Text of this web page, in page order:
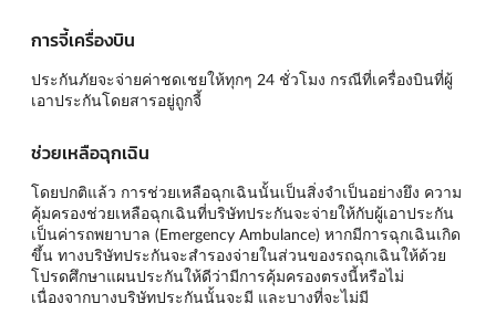
การจี้เครื่องบิน
ประกันภัยจะจ่ายค่าชดเชยให้ทุกๆ 24 ชั่วโมง กรณีที่เครื่องบินที่ผู้
เอาประกันโดยสารอยู่ถูกจี้
ช่วยเหลือฉุกเฉิน
โดยปกติแล้ว การช่วยเหลือฉุกเฉินนั้นเป็นสิ่งจำเป็นอย่างยึง ความ
คุ้มครองช่วยเหลือฉุกเฉินที่บริษัทประกันจะจ่ายให้กับผู้เอาประกัน
เป็นค่ารถพยาบาล (Emergency Ambulance) หากมีการฉุกเฉินเกิด
ขึ้น ทางบริษัทประกันจะสำรองจ่ายในส่วนของรถฉุกเฉินให้ด้วย
โปรดศึกษาแผนประกันให้ดีว่ามีการคุ้มครองตรงนี้หรือไม่
เนื่องจากบางบริษัทประกันนั้นจะมี และบางที่จะไม่มี